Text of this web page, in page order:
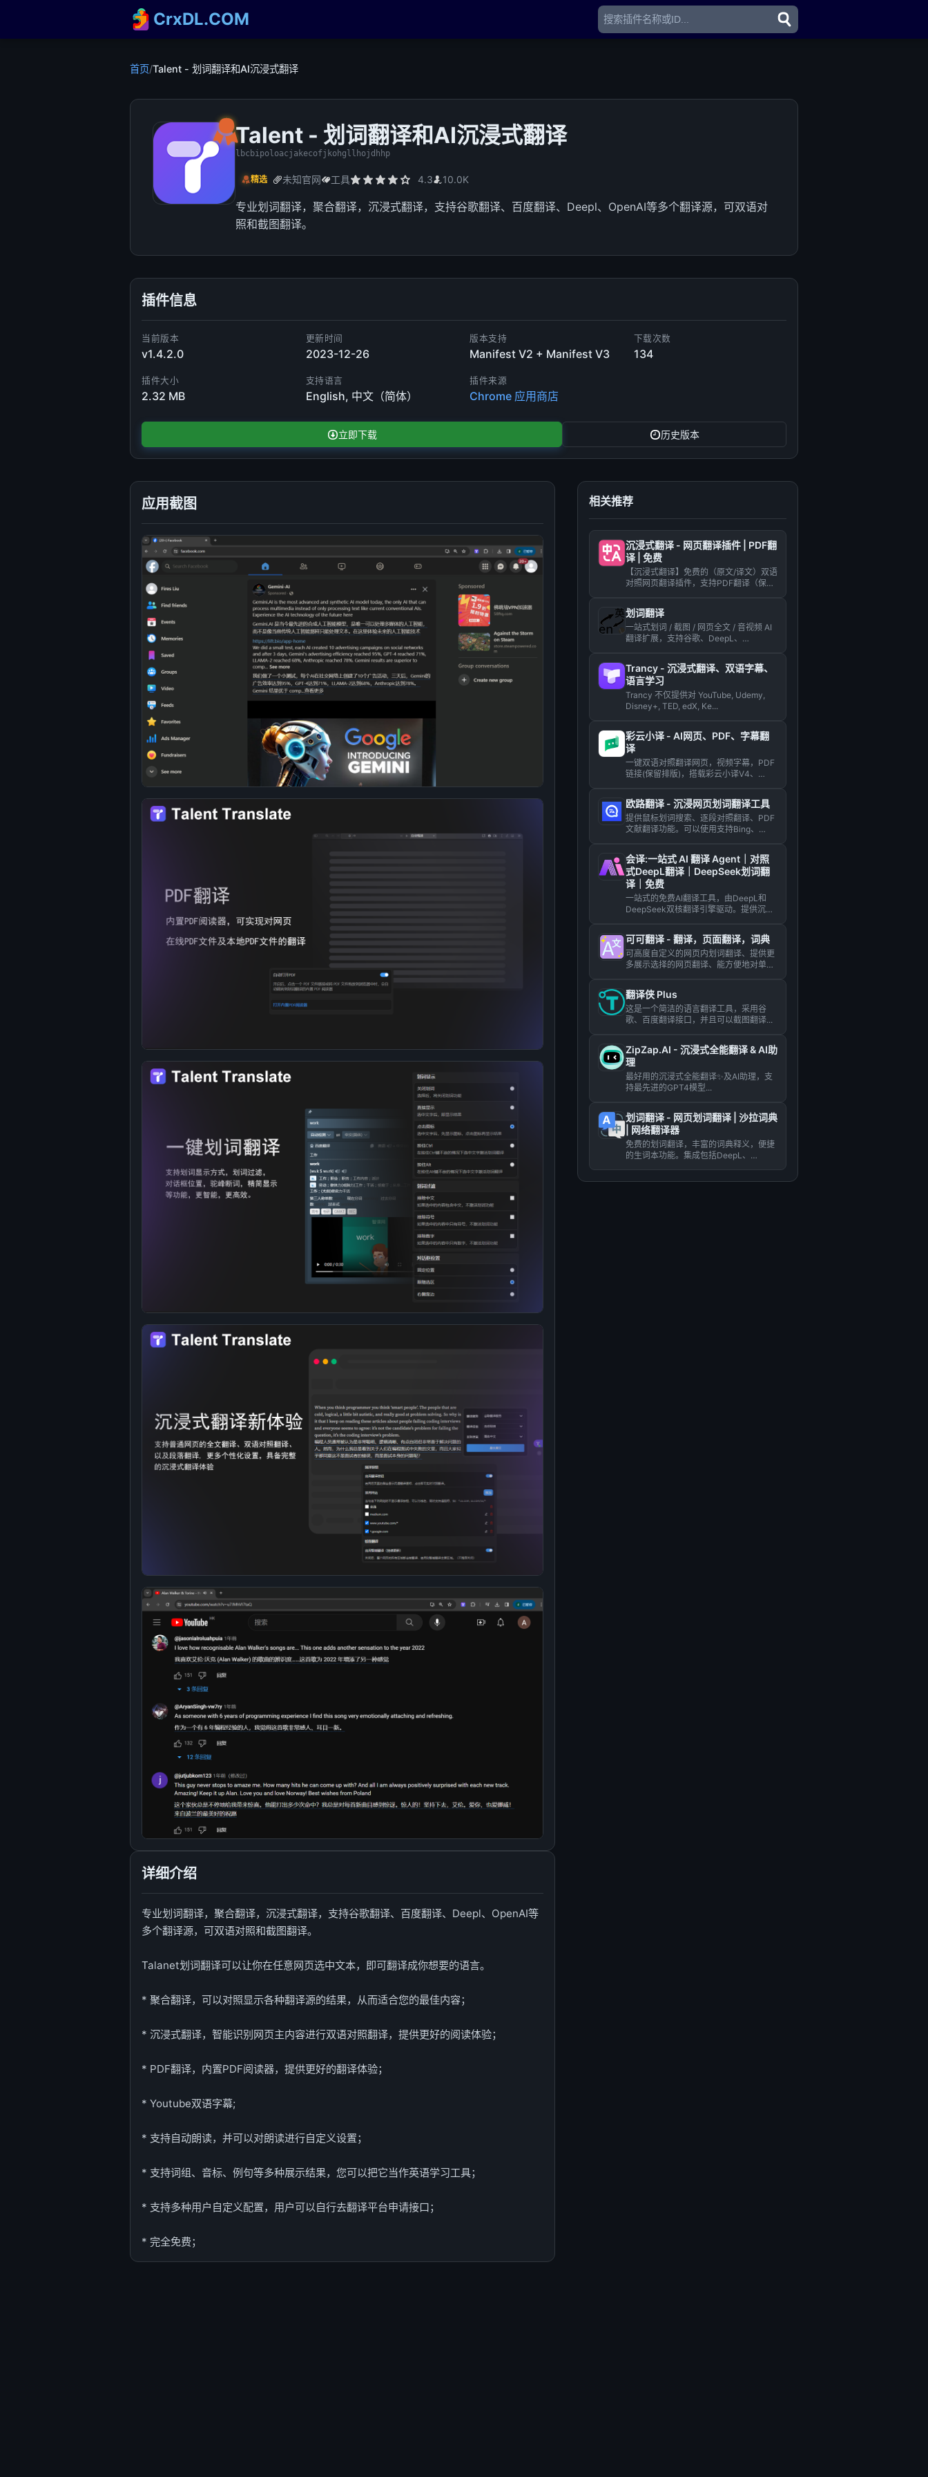
CrxDL.COM
首页/Talent - 划词翻译和AI沉浸式翻译
Talent - 划词翻译和AI沉浸式翻译
lbcbipoloacjakecofjkohgllhojdhhp
精选 未知官网 工具 4.3 10.0K
专业划词翻译，聚合翻译，沉浸式翻译，支持谷歌翻译、百度翻译、Deepl、OpenAI等多个翻译源，可双语对
照和截图翻译。
插件信息
当前版本
v1.4.2.0
更新时间
2023-12-26
版本支持
Manifest V2 + Manifest V3
下载次数
134
插件大小
2.32 MB
支持语言
English, 中文（简体）
插件来源
Chrome 应用商店
立即下载 历史版本
应用截图
详细介绍
专业划词翻译，聚合翻译，沉浸式翻译，支持谷歌翻译、百度翻译、Deepl、OpenAI等
多个翻译源，可双语对照和截图翻译。
Talanet划词翻译可以让你在任意网页选中文本，即可翻译成你想要的语言。
* 聚合翻译，可以对照显示各种翻译源的结果，从而适合您的最佳内容；
* 沉浸式翻译，智能识别网页主内容进行双语对照翻译，提供更好的阅读体验；
* PDF翻译，内置PDF阅读器，提供更好的翻译体验；
* Youtube双语字幕;
* 支持自动朗读，并可以对朗读进行自定义设置；
* 支持词组、音标、例句等多种展示结果，您可以把它当作英语学习工具；
* 支持多种用户自定义配置，用户可以自行去翻译平台申请接口；
* 完全免费；
相关推荐
沉浸式翻译 - 网页翻译插件 | PDF翻
译 | 免费
【沉浸式翻译】免费的（原文/译文）双语
对照网页翻译插件，支持PDF翻译（保留
划词翻译
一站式划词 / 截图 / 网页全文 / 音视频 AI
翻译扩展，支持谷歌、DeepL、
Trancy - 沉浸式翻译、双语字幕、
语言学习
Trancy 不仅提供对 YouTube, Udemy,
Disney+, TED, edX, Ke...
彩云小译 - AI网页、PDF、字幕翻
译
一键双语对照翻译网页，视频字幕，PDF
链接(保留排版)，搭载彩云小译V4、
欧路翻译 - 沉浸网页划词翻译工具
提供鼠标划词搜索、逐段对照翻译、PDF
文献翻译功能。可以使用支持Bing、
会译:一站式 AI 翻译 Agent｜对照
式DeepL翻译｜DeepSeek划词翻
译｜免费
一站式的免费AI翻译工具，由DeepL和
DeepSeek双核翻译引擎驱动。提供沉浸
可可翻译 - 翻译，页面翻译，词典
可高度自定义的网页内划词翻译、提供更
多展示选择的网页翻译、能方便地对单词
翻译侠 Plus
这是一个简洁的语言翻译工具，采用谷
歌、百度翻译接口，并且可以截图翻译...
ZipZap.AI - 沉浸式全能翻译 & AI助
理
最好用的沉浸式全能翻译✨及AI助理，支
持最先进的GPT4模型...
划词翻译 - 网页划词翻译 | 沙拉词典
| 网络翻译器
免费的划词翻译，丰富的词典释义，便捷
的生词本功能。集成包括DeepL、